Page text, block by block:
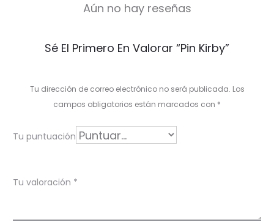
r
i
o
Aún no hay reseñas
Sé El Primero En Valorar “Pin Kirby”
Tu dirección de correo electrónico no será publicada. Los
campos obligatorios están marcados con *
Tu puntuación
Tu valoración *